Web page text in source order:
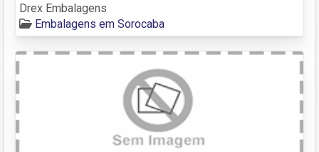
Drex Embalagens
Embalagens em Sorocaba